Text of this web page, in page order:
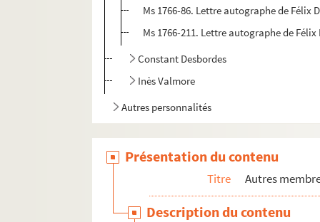
Ms 1766-86. Lettre autographe de Félix
Ms 1766-211. Lettre autographe de
Constant Desbordes
Inès Valmore
Autres personnalités
Présentation du contenu
Titre Autres
Description du contenu